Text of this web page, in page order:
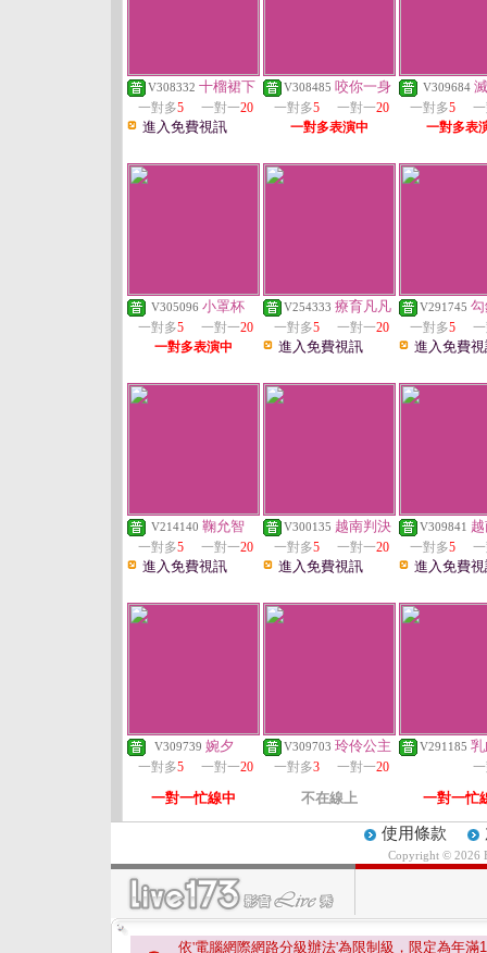
V308332 十榴裙下
一對多5 一對一20
進入免費視訊
V308485 咬你一身
一對多5 一對一20
一對多表演中
V309684
一對多5
一對多表
V305096 小罩杯
一對多5 一對一20
一對多表演中
V254333 療育凡凡
一對多5 一對一20
進入免費視訊
V291745
一對多5
進入免費
V214140 鞠允智
一對多5 一對一20
進入免費視訊
V300135 越南判決
一對多5 一對一20
進入免費視訊
V309841
一對多5
進入免費
V309739 婉夕
一對多5 一對一20
一對一忙線中
V309703 玲伶公主
一對多3 一對一20
不在線上
V291185
一對一忙
使用條款
Copyright © 2026
依'電腦網際網路分級辦法'為限制級，限定為年滿